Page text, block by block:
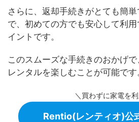
さらに、返却手続きがとても簡
で、初めての方でも安心して利
イントです。
このスムーズな手続きのおかげ
レンタルを楽しむことが可能です
＼買わずに家電を
Rentio(レンティオ)公